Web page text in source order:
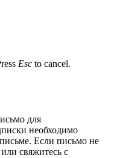
Esc to cancel.
для
необходимо
Если письмо не
свяжитесь с